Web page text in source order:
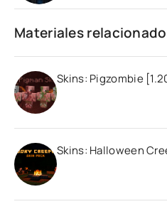
Materiales
Skins: Pigzombie
Skins: Halloween